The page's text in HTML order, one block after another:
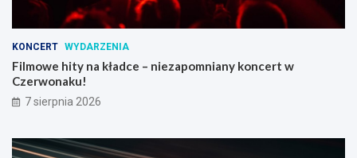
KONCERT WYDARZENIA
Filmowe hity na kładce – niezapomniany koncert w
Czerwonaku!
7 sierpnia 2026